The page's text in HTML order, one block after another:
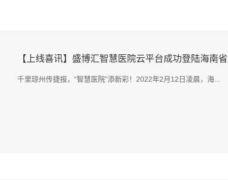
【上线喜讯】盛博汇智慧医院云平台成功登陆海南省
千里琼州传捷报，“智慧医院”添新彩！2022年2月12日凌晨，海...